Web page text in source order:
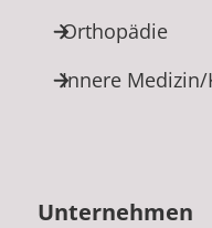
Orthopädie
Innere
Unternehmen